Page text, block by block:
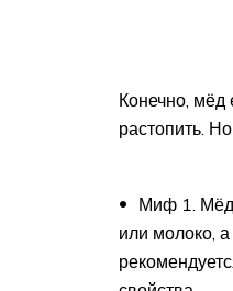
Конечно, мёд
растопить.
Миф 1. Мёд
или молоко,